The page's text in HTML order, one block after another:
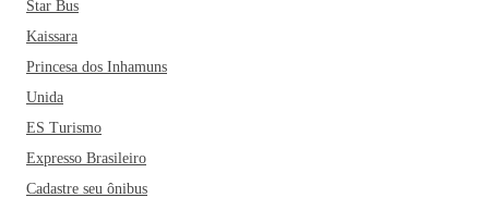
Star Bus
Kaissara
Princesa dos Inhamuns
Unida
ES Turismo
Expresso Brasileiro
Cadastre seu ônibus